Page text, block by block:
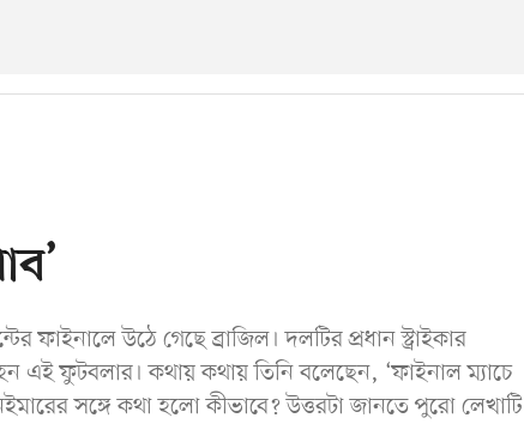
ফাইনালে উঠে গেছে ব্রাজিল। দলটির প্রধান স্ট্রাইকার
এই ফুটবলার। কথায় কথায় তিনি বলেছেন, ‘ফাইনাল ম্যাচে
সঙ্গে কথা হলো কীভাবে? উত্তরটা জানতে পুরো লেখাটি